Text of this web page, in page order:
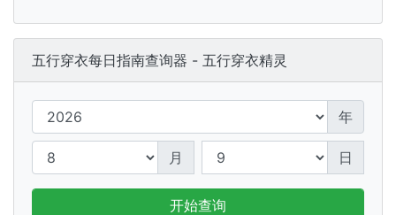
五行穿衣每日指南查询器 - 五行穿衣精灵
年
月 日
开始查询